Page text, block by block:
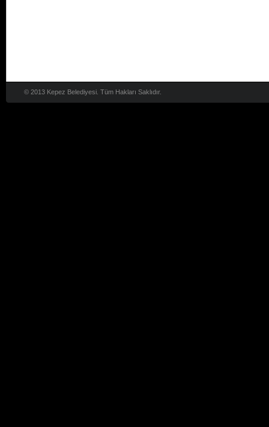
© 2013 Kepez Belediyesi. Tüm Hakları Saklıdır.